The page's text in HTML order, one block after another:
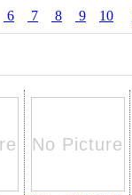
6 7 8 9 10